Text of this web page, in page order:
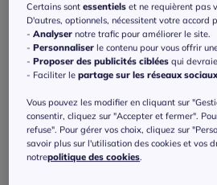
Certains sontessentiels et ne requièrent pas
D'autres, optionnels, nécessitent votre accord
-Analyser notre trafic pour améliorer le site.
-Personnaliser le contenu pour vous offrir
-Proposer des publicités ciblées qui
- Faciliter lepartage sur les réseaux
Vous pouvez les modifier en cliquant sur
consentir, cliquez sur "Accepter et fermer".
refuse". Pour gérer vos choix, cliquez sur
savoir plus sur l'utilisation des cookies et vos
notrepolitique des cookies.